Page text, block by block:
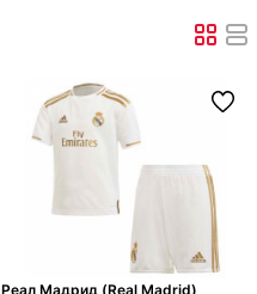
Реал Мадрид (Real Madrid)